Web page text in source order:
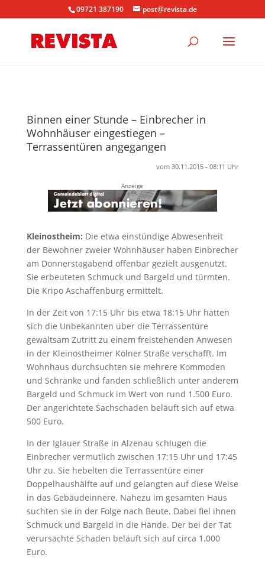
09721 387190 post@revista.de
Binnen einer Stunde – Einbrecher in
Wohnhäuser eingestiegen –
Terrassentüren angegangen
vom 30.11.2015 - 08:11 Uhr
Anzeige
Kleinostheim: Die etwa einstündige Abwesenheit
der Bewohner zweier Wohnhäuser haben Einbrecher
am Donnerstagabend offenbar gezielt ausgenutzt.
Sie erbeuteten Schmuck und Bargeld und türmten.
Die Kripo Aschaffenburg ermittelt.
In der Zeit von 17:15 Uhr bis etwa 18:15 Uhr hatten
sich die Unbekannten über die Terrassentüre
gewaltsam Zutritt zu einem freistehenden Anwesen
in der Kleinostheimer Kölner Straße verschafft. Im
Wohnhaus durchsuchten sie mehrere Kommoden
und Schränke und fanden schließlich unter anderem
Bargeld und Schmuck im Wert von rund 1.500 Euro.
Der angerichtete Sachschaden beläuft sich auf etwa
500 Euro.
In der Iglauer Straße in Alzenau schlugen die
Einbrecher vermutlich zwischen 17:15 Uhr und 17:45
Uhr zu. Sie hebelten die Terrassentüre einer
Doppelhaushälfte auf und gelangten auf diese Weise
in das Gebäudeinnere. Nahezu im gesamten Haus
suchten sie in der Folge nach Beute. Dabei fiel ihnen
Schmuck und Bargeld in die Hände. Der bei der Tat
verursachte Schaden beläuft sich auf circa 1.000
Euro.